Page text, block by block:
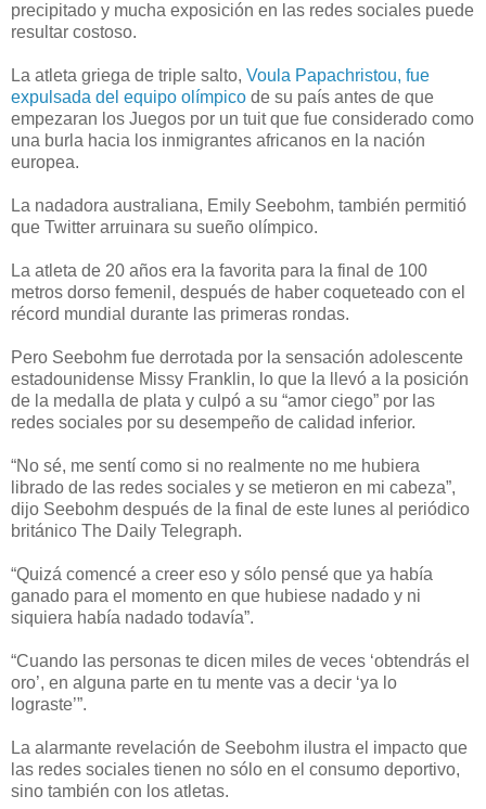
precipitado y mucha exposición en las redes sociales puede
resultar costoso.
La atleta griega de triple salto, Voula Papachristou, fue
expulsada del equipo olímpico de su país antes de que
empezaran los Juegos por un tuit que fue considerado como
una burla hacia los inmigrantes africanos en la nación
europea.
La nadadora australiana, Emily Seebohm, también permitió
que Twitter arruinara su sueño olímpico.
La atleta de 20 años era la favorita para la final de 100
metros dorso femenil, después de haber coqueteado con el
récord mundial durante las primeras rondas.
Pero Seebohm fue derrotada por la sensación adolescente
estadounidense Missy Franklin, lo que la llevó a la posición
de la medalla de plata y culpó a su “amor ciego” por las
redes sociales por su desempeño de calidad inferior.
“No sé, me sentí como si no realmente no me hubiera
librado de las redes sociales y se metieron en mi cabeza”,
dijo Seebohm después de la final de este lunes al periódico
británico The Daily Telegraph.
“Quizá comencé a creer eso y sólo pensé que ya había
ganado para el momento en que hubiese nadado y ni
siquiera había nadado todavía”.
“Cuando las personas te dicen miles de veces ‘obtendrás el
oro’, en alguna parte en tu mente vas a decir ‘ya lo
lograste’”.
La alarmante revelación de Seebohm ilustra el impacto que
las redes sociales tienen no sólo en el consumo deportivo,
sino también con los atletas.